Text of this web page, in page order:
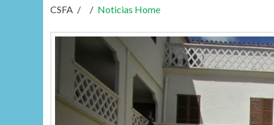
CSFA Noticias Home